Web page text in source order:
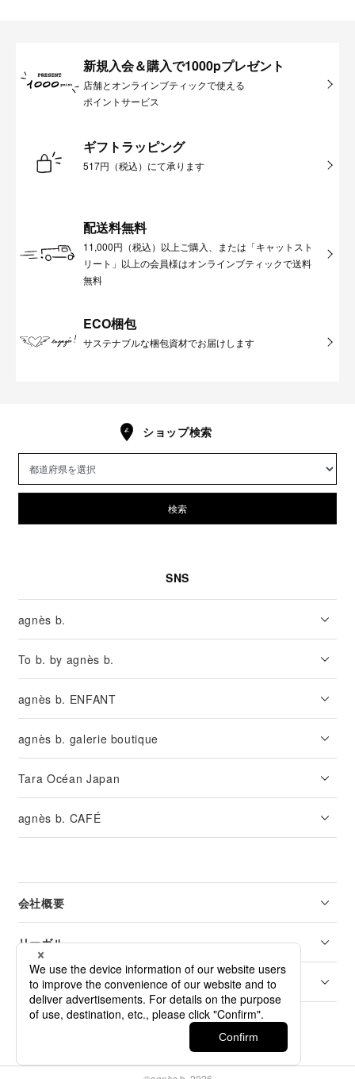
新規入会＆購入で1000pプレゼント
店舗とオンラインブティックで使える
ポイントサービス
ギフトラッピング
517円（税込）にて承ります
配送料無料
11,000円（税込）以上ご購入、または「キャットスト
リート」以上の会員様はオンラインブティックで送料
無料
ECO梱包
サステナブルな梱包資材でお届けします
ショップ検索
検索
SNS
agnès b.
To b. by agnès b.
agnès b. ENFANT
agnès b. galerie boutique
Tara Océan Japan
agnès b. CAFÉ
会社概要
リーガル
カスタマーサービス